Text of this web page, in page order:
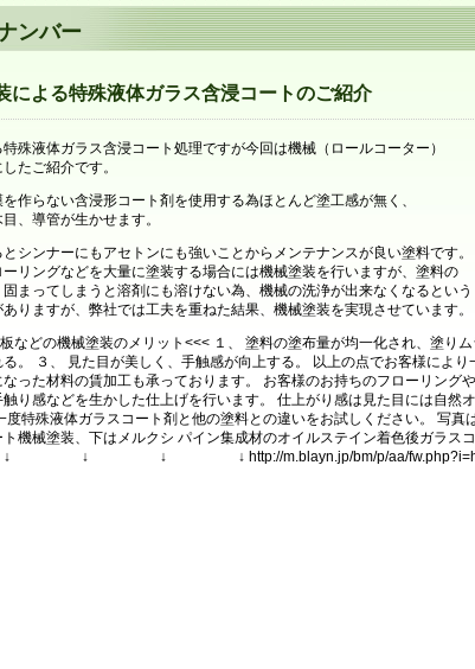
ンバー
による特殊液体ガラス含浸コートのご紹介
殊液体ガラス含浸コート処理ですが今回は機械（ロールコーター）
たご紹介です。
作らない含浸形コート剤を使用する為ほとんど塗工感が無く、
、導管が生かせます。
シンナーにもアセトンにも強いことからメンテナンスが良い塗料です。
リングなどを大量に塗装する場合には機械塗装を行いますが、塗料の
まってしまうと溶剤にも溶けない為、機械の洗浄が出来なくなるという
りますが、弊社では工夫を重ねた結果、機械塗装を実現させています。
などの機械塗装のメリット<<< １、 塗料の塗布量が均一化され、塗り
。 ３、 見た目が美しく、手触感が向上する。 以上の点でお客様によ
った材料の賃加工も承っております。 お客様のお持ちのフローリング
り感などを生かした仕上げを行います。 仕上がり感は見た目には自然
度特殊液体ガラスコート剤と他の塗料との違いをお試しください。 写真
ト機械塗装、下はメルクシ パイン集成材のオイルステイン着色後
m.blayn.jp/bm/p/aa/